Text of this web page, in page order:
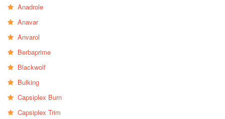
Anadrole
Anavar
Anvarol
Berbaprime
Blackwolf
Bulking
Capsiplex Burn
Capsiplex Trim